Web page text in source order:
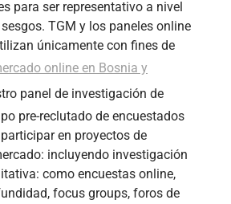
para ser representativo a nivel
TGM y los paneles online
únicamente con fines de
online en Bosnia y
panel de investigación de
pre-reclutado de encuestados
en proyectos de
incluyendo investigación
como encuestas online,
focus groups, foros de